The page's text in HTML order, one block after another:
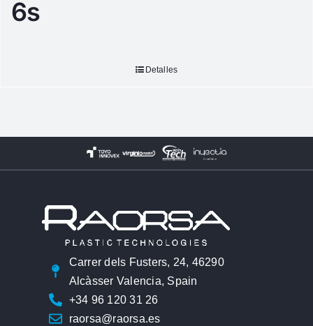
6s
Detalles
Carrer dels Fusters, 24, 46290
Alcàsser Valencia, Spain
+34 96 120 31 26
raorsa@raorsa.es